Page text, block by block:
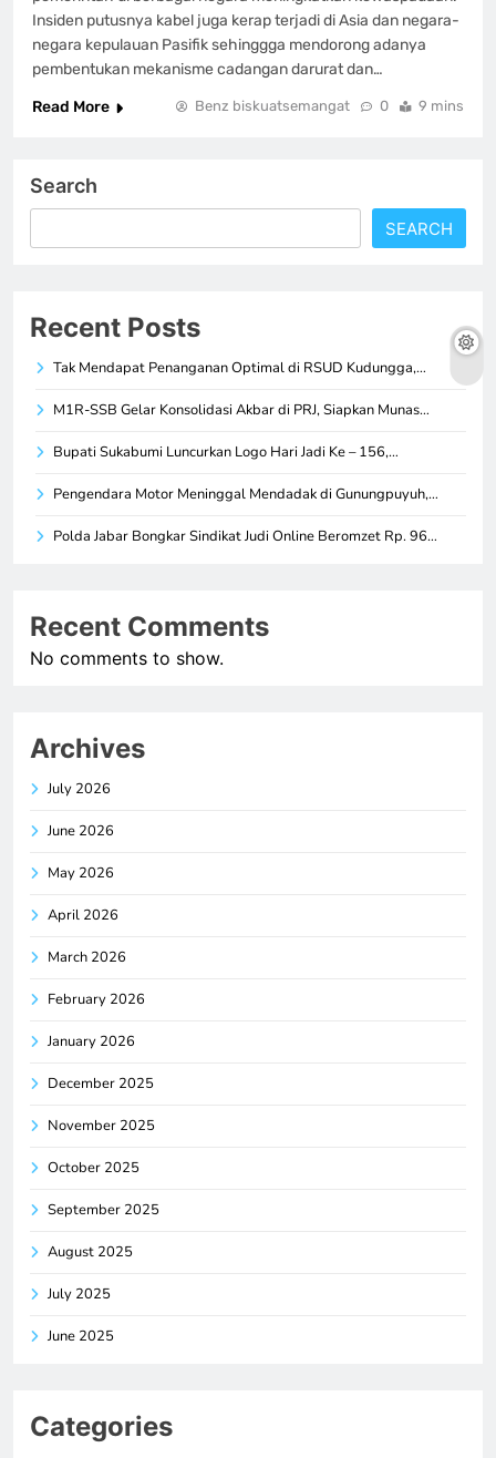
Insiden putusnya kabel juga kerap terjadi di Asia dan negara-
negara kepulauan Pasifik sehinggga mendorong adanya
pembentukan mekanisme cadangan darurat dan…
Read More
Benz biskuatsemangat 0 9 mins
Search
SEARCH
Recent Posts
Tak Mendapat Penanganan Optimal di RSUD Kudungga,…
M1R-SSB Gelar Konsolidasi Akbar di PRJ, Siapkan Munas…
Bupati Sukabumi Luncurkan Logo Hari Jadi Ke – 156,…
Pengendara Motor Meninggal Mendadak di Gunungpuyuh,…
Polda Jabar Bongkar Sindikat Judi Online Beromzet Rp. 96…
Recent Comments
No comments to show.
Archives
July 2026
June 2026
May 2026
April 2026
March 2026
February 2026
January 2026
December 2025
November 2025
October 2025
September 2025
August 2025
July 2025
June 2025
Categories